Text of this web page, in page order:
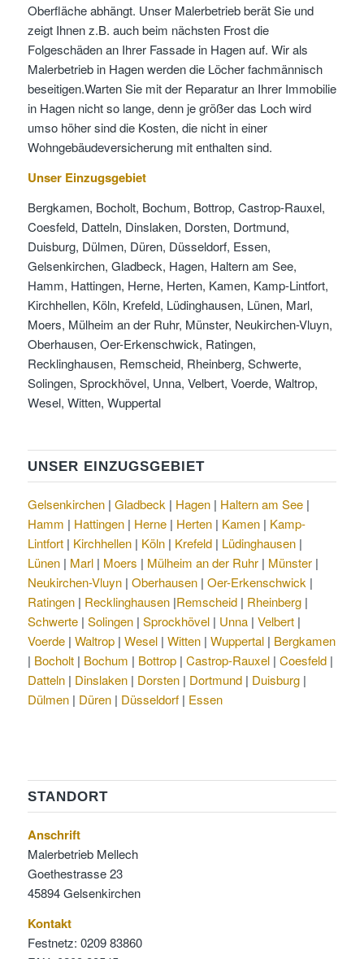
Oberfläche abhängt. Unser Malerbetrieb berät Sie und
zeigt Ihnen z.B. auch beim nächsten Frost die
Folgeschäden an Ihrer Fassade in Hagen auf. Wir als
Malerbetrieb in Hagen werden die Löcher fachmännisch
beseitigen.Warten Sie mit der Reparatur an Ihrer Immobilie
in Hagen nicht so lange, denn je größer das Loch wird
umso höher sind die Kosten, die nicht in einer
Wohngebäudeversicherung mit enthalten sind.
Unser Einzugsgebiet
Bergkamen, Bocholt, Bochum, Bottrop, Castrop-Rauxel,
Coesfeld, Datteln, Dinslaken, Dorsten, Dortmund,
Duisburg, Dülmen, Düren, Düsseldorf, Essen,
Gelsenkirchen, Gladbeck, Hagen, Haltern am See,
Hamm, Hattingen, Herne, Herten, Kamen, Kamp-Lintfort,
Kirchhellen, Köln, Krefeld, Lüdinghausen, Lünen, Marl,
Moers, Mülheim an der Ruhr, Münster, Neukirchen-Vluyn,
Oberhausen, Oer-Erkenschwick, Ratingen,
Recklinghausen, Remscheid, Rheinberg, Schwerte,
Solingen, Sprockhövel, Unna, Velbert, Voerde, Waltrop,
Wesel, Witten, Wuppertal
UNSER EINZUGSGEBIET
Gelsenkirchen | Gladbeck| Hagen| Haltern am See|
Hamm | Hattingen| Herne| Herten| Kamen| Kamp-
Lintfort| Kirchhellen| Köln| Krefeld| Lüdinghausen|
Lünen| Marl| Moers | Mülheim an der Ruhr| Münster|
Neukirchen-Vluyn| Oberhausen| Oer-Erkenschwick|
Ratingen| Recklinghausen|Remscheid| Rheinberg|
Schwerte| Solingen| Sprockhövel| Unna| Velbert|
Voerde| Waltrop| Wesel| Witten| Wuppertal| Bergkamen
| Bocholt| Bochum | Bottrop| Castrop-Rauxel| Coesfeld|
Datteln| Dinslaken| Dorsten| Dortmund| Duisburg|
Dülmen| Düren| Düsseldorf| Essen
STANDORT
Anschrift
Malerbetrieb Mellech
Goethestrasse 23
45894 Gelsenkirchen
Kontakt
Festnetz: 0209 83860